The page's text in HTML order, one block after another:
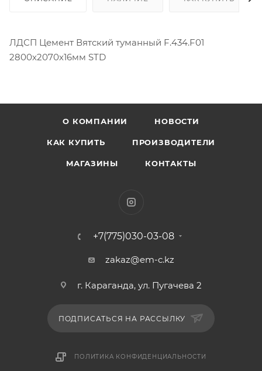
ЛДСП Цемент Вятский туманный F.434.F01
2800х2070х16мм STD
О КОМПАНИИ НОВОСТИ
КАК КУПИТЬ ПРОИЗВОДИТЕЛИ
МАГАЗИНЫ КОНТАКТЫ
+7(775)030-03-08
zakaz@em-c.kz
г. Караганда, ул. Пугачева 2
ПОДПИСАТЬСЯ НА РАССЫЛКУ
ПОЛИТИКА КОНФИДЕНЦИАЛЬНОСТИ